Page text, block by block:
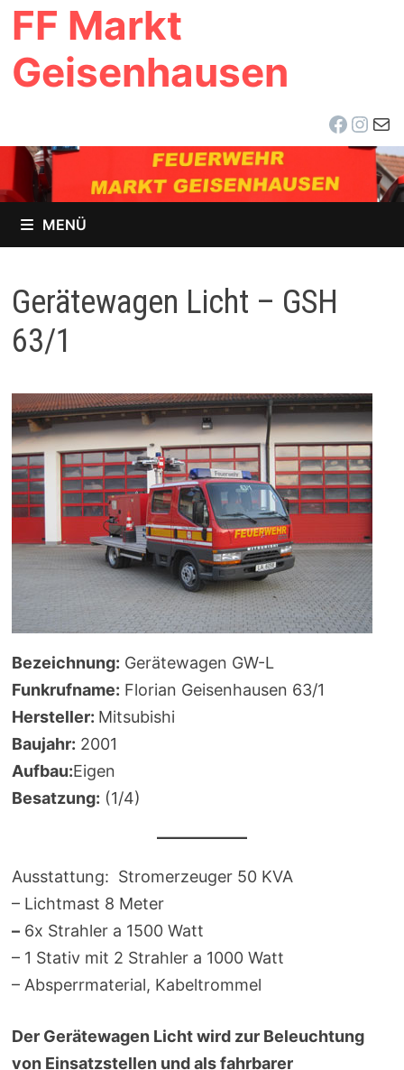
Zum
Inhalt
springen
FF Markt
Geisenhausen
E-
MENÜ
Gerätewagen Licht – GSH
63/1
Bezeichnung: Gerätewagen GW-L
Funkrufname: Florian Geisenhausen 63/1
Hersteller: Mitsubishi
Baujahr: 2001
Aufbau:Eigen
Besatzung: (1/4)
Ausstattung: Stromerzeuger 50 KVA
– Lichtmast 8 Meter
–6x Strahler a 1500 Watt
– 1 Stativ mit 2 Strahler a 1000 Watt
– Absperrmaterial, Kabeltrommel
Der Gerätewagen Licht wird zur Beleuchtung
von Einsatzstellen und als fahrbarer